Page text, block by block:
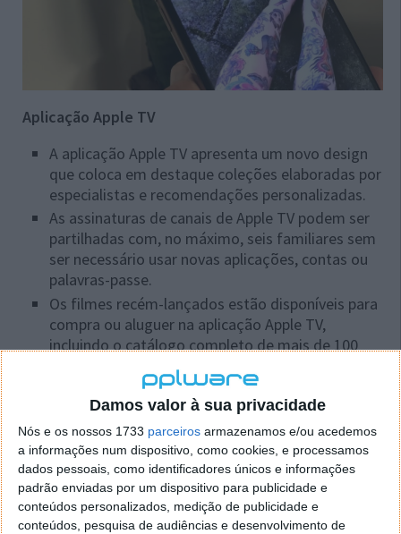
Damos valor à sua privacidade
Nós e os nossos 1733 parceiros armazenamos e/ou acedemos
a informações num dispositivo, como cookies, e processamos
dados pessoais, como identificadores únicos e informações
padrão enviadas por um dispositivo para publicidade e
conteúdos personalizados, medição de publicidade e
conteúdos, pesquisa de audiências e desenvolvimento de
Aplicação Apple TV
A aplicação Apple TV apresenta um novo design
que coloca em destaque coleções elaboradas por
especialistas e recomendações personalizadas.
As assinaturas de canais de Apple TV podem ser
partilhadas com, no máximo, seis familiares sem
ser necessário usar novas aplicações, contas ou
palavras-passe.
Os filmes recém-lançados estão disponíveis para
compra ou aluguer na aplicação Apple TV,
incluindo o catálogo completo de mais de 100
000 filmes e a maior seleção de títulos HDR 4K.
Uma nova secção dedicada a crianças ajuda a
descobrir programas e filmes selecionados, que
são seguros para crianças de todas as idades.
A aplicação Apple TV pode agora sugerir, de
forma inteligente, a reprodução nos dispositivos
Apple TV ou televisões compatíveis com AirPlay 2
mais prováveis, que se encontram por perto.